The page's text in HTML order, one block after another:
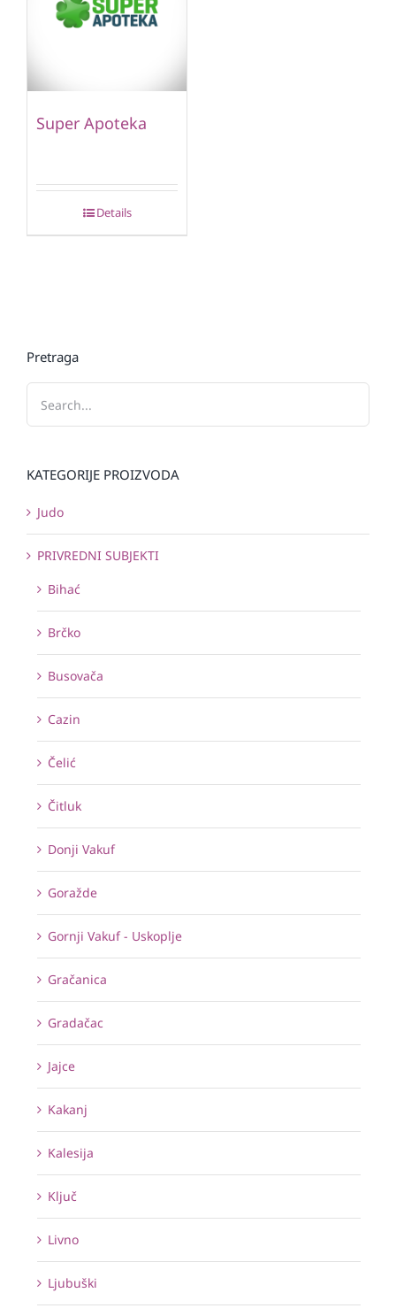
Super Apoteka
Details
Pretraga
KATEGORIJE PROIZVODA
Judo
PRIVREDNI SUBJEKTI
Bihać
Brčko
Busovača
Cazin
Čelić
Čitluk
Donji Vakuf
Goražde
Gornji Vakuf - Uskoplje
Gračanica
Gradačac
Jajce
Kakanj
Kalesija
Ključ
Livno
Ljubuški